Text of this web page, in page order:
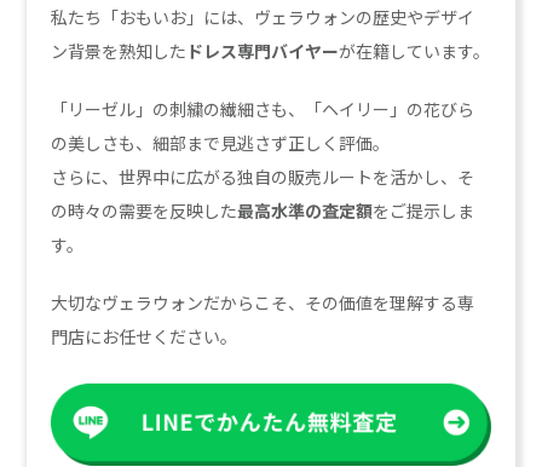
私たち「おもいお」には、ヴェラウォンの歴史やデザイ
ン背景を熟知した ドレス専門バイヤーが在籍しています。
「リーゼル」の刺繍の繊細さも、「ヘイリー」の花びら
の美しさも、細部まで見逃さず正しく評価。
さらに、世界中に広がる独自の販売ルートを活かし、そ
の時々の需要を反映した最高水準の査定額をご提示しま
す。
大切なヴェラウォンだからこそ、その価値を理解する専
門店にお任せください。